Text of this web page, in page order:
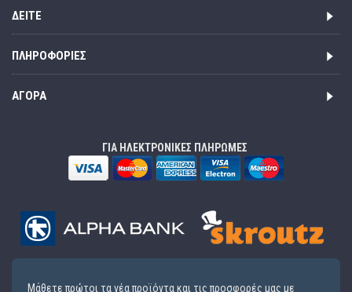
ΔΕΊΤΕ
ΠΛΗΡΟΦΟΡΊΕΣ
ΑΓΟΡΆ
ΓΙΑ ΗΛΕΚΤΡΟΝΙΚΕΣ ΠΛΗΡΩΜΕΣ
Μάθετε πρώτοι τα νέα προϊόντα και τις προσφορές μας με